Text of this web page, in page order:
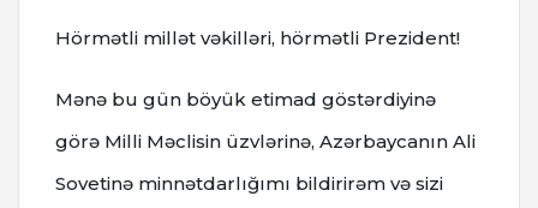
Hörmətli millət vəkilləri, hörmətli Prezident!
Mənə bu gün böyük etimad göstərdiyinə
görə Milli Məclisin üzvlərinə, Azərbaycanın Ali
Sovetinə minnətdarlığımı bildirirəm və sizi